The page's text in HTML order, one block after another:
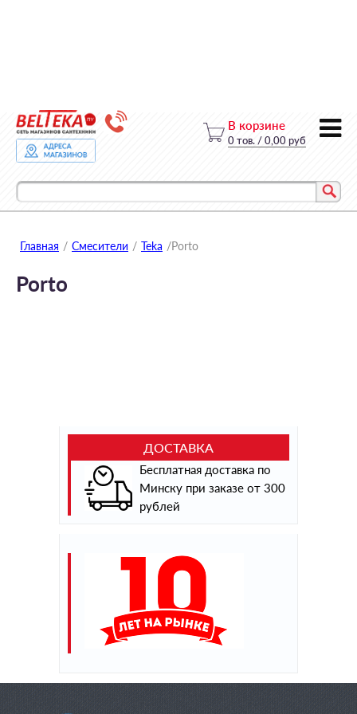
В корзине
Главная / Смесители / Teka /Porto
Porto
ДОСТАВКА
Бесплатная доставка по
Минску при заказе от 300
рублей